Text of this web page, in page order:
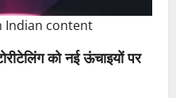
Indian content
को नई ऊंचाइयों पर